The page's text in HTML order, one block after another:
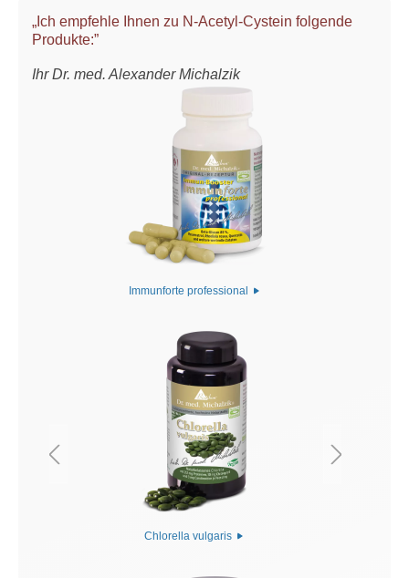
„Ich empfehle Ihnen zu N-Acetyl-Cystein folgende
Produkte:”
Ihr Dr. med. Alexander Michalzik
Immunforte professional
Chlorella vulgaris